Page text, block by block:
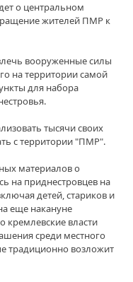
о центральном
жителей ПМР к
вооруженные силы
на территории самой
для набора
тысячи своих
с территории "ПМР".
материалов о
на приднестровцев на
детей, стариков и
еще накануне
кремлевские власти
среди местного
традиционно возложит